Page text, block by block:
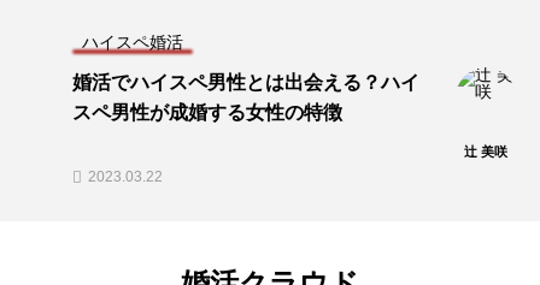
ハイスペ婚活
婚活でハイスペ男性とは出会える？ハイ
スペ男性が成婚する女性の特徴
辻 美咲
2023.03.22